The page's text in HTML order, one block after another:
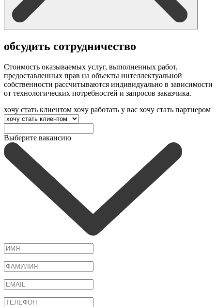
обсудить сотрудничество
Стоимость оказываемых услуг, выполненных работ,
предоставленных прав на объекты интеллектуальной
собственности рассчитываются индивидуально в зависимости
от технологических потребностей и запросов заказчика.
хочу стать клиентом хочу работать у вас хочу стать партнером
Выберите вакансию